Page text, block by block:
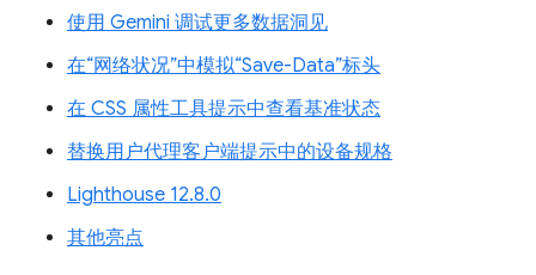
使用 Gemini 调试更多数据洞见
在“网络状况”中模拟“Save-Data”标头
在 CSS 属性工具提示中查看基准状态
替换用户代理客户端提示中的设备规格
Lighthouse 12.8.0
其他亮点